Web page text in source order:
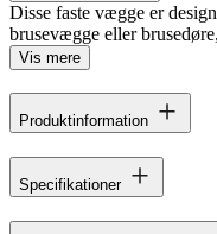
Disse faste vægge er
brusevægge eller
Vis mere
Produktinformation
Specifikationer